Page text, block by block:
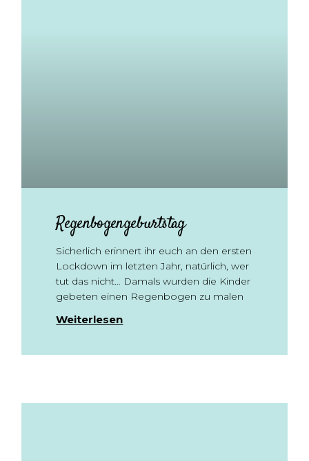
Regenbogengeburtstag
Sicherlich erinnert ihr euch an den ersten
Lockdown im letzten Jahr, natürlich, wer
tut das nicht… Damals wurden die Kinder
gebeten einen Regenbogen zu malen
Weiterlesen